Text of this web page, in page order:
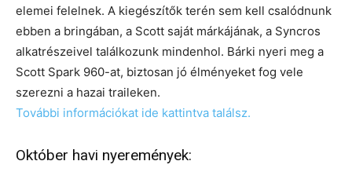
elemei felelnek. A kiegészítők terén sem kell csalódnunk
ebben a bringában, a Scott saját márkájának, a Syncros
alkatrészeivel találkozunk mindenhol. Bárki nyeri meg a
Scott Spark 960-at, biztosan jó élményeket fog vele
szerezni a hazai traileken.
További információkat ide kattintva találsz.
Október havi nyeremények: